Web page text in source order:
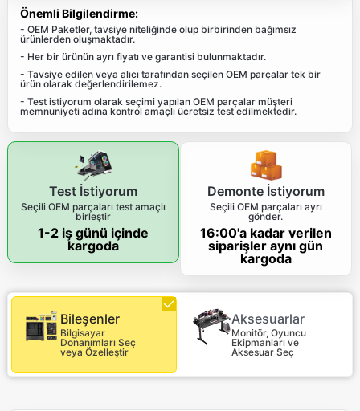
Önemli Bilgilendirme:
- OEM Paketler, tavsiye niteliğinde olup birbirinden bağımsız
ürünlerden oluşmaktadır.
- Her bir ürünün ayrı fiyatı ve garantisi bulunmaktadır.
- Tavsiye edilen veya alıcı tarafından seçilen OEM parçalar tek bir
ürün olarak değerlendirilemez.
- Test istiyorum olarak seçimi yapılan OEM parçalar müşteri
memnuniyeti adına kontrol amaçlı ücretsiz test edilmektedir.
Test İstiyorum
Seçili OEM parçaları test amaçlı
birleştir
1-2 iş günü içinde
kargoda
Demonte İstiyorum
Seçili OEM parçaları ayrı
gönder.
16:00'a kadar verilen
siparişler aynı gün
kargoda
Bileşenler
Bilgisayar
Donanımları Seç
veya Özelleştir
Aksesuarlar
Monitör, Oyuncu
Ekipmanları ve
Aksesuar Seç